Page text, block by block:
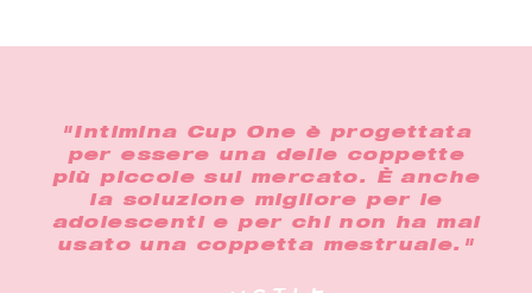
"Intimina Cup One è progettata
per essere una delle coppette
più piccole sul mercato. È anche
la soluzione migliore per le
adolescenti e per chi non ha mai
usato una coppetta mestruale."